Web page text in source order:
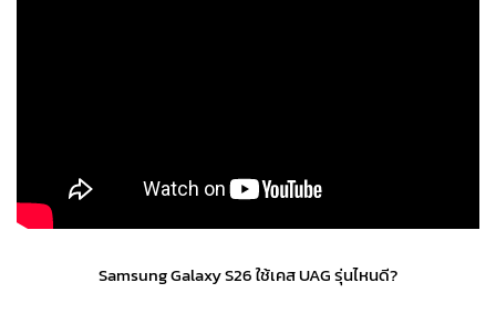
Samsung Galaxy S26 ใช้เคส UAG รุ่นไหนดี?